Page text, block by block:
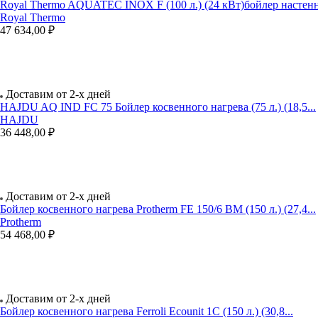
Royal Thermo AQUATEC INOX F (100 л.) (24 кВт)бойлер
Royal Thermo
47 634,00 ₽
Доставим от 2-х дней
HAJDU AQ IND FC 75 Бойлер косвенного нагрева (75 л.) (18,5...
HAJDU
36 448,00 ₽
Доставим от 2-х дней
Бойлер косвенного нагрева Protherm FE 150/6 BM (150 л.) (27,4...
Protherm
54 468,00 ₽
Доставим от 2-х дней
Бойлер косвенного нагрева Ferroli Ecounit 1C (150 л.) (30,8...